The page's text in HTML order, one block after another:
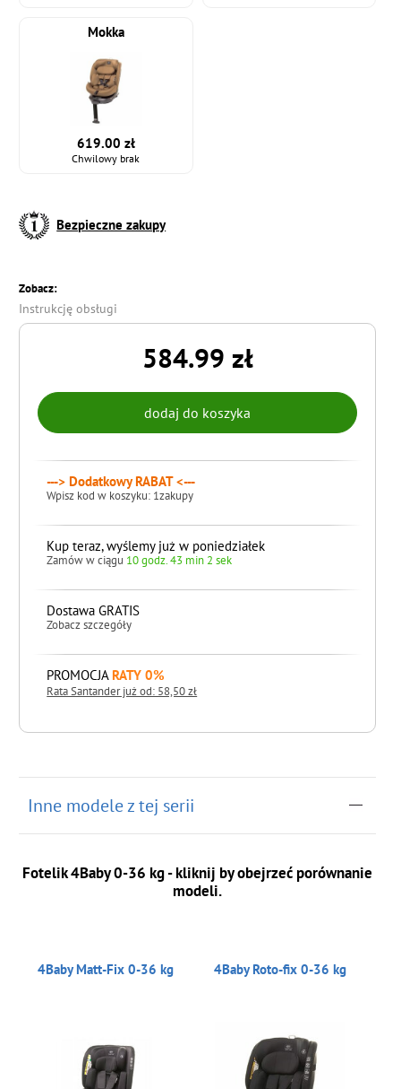
Mokka
619.00 zł
Chwilowy brak
Bezpieczne zakupy
Zobacz:
Instrukcję obsługi
584.99 zł
---> Dodatkowy RABAT <---
Wpisz kod w koszyku: 1zakupy
Kup teraz, wyślemy już w poniedziałek
Zamów w ciągu 10 godz. 43 min 1 sek
Dostawa GRATIS
Zobacz szczegóły
PROMOCJA RATY 0%
Rata Santander już od: 58,50 zł
Inne modele z tej serii
Fotelik 4Baby 0-36 kg - kliknij by obejrzeć porównanie
modeli.
4Baby Matt-Fix 0-36 kg 4Baby Roto-fix 0-36 kg